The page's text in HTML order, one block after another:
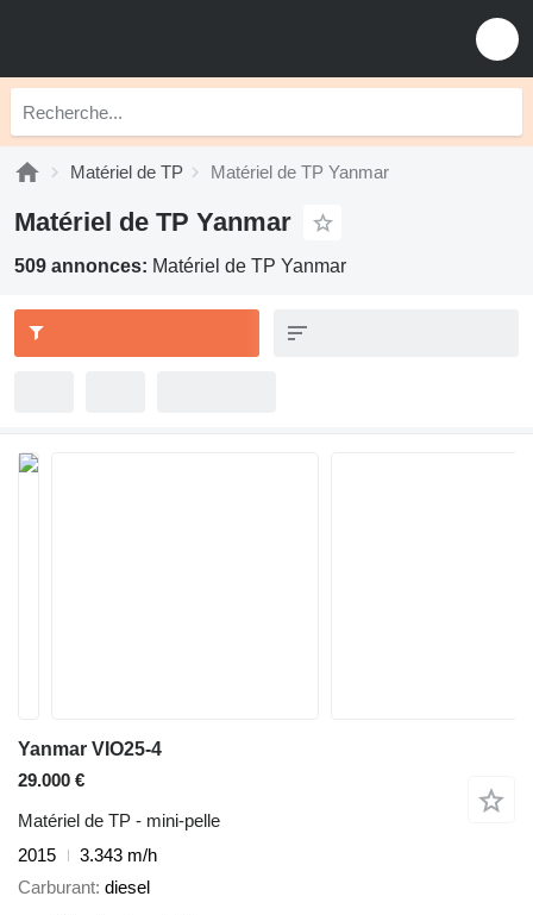
Matériel de TP Matériel de TP Yanmar
Matériel de TP Yanmar
509 annonces: Matériel de TP Yanmar
Yanmar VIO25-4
29.000 €
Matériel de TP - mini-pelle
2015
3.343 m/h
Carburant diesel